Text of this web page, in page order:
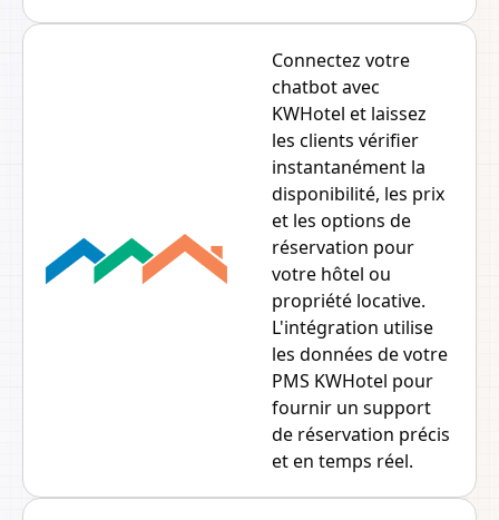
Connectez votre
chatbot avec
KWHotel et laissez
les clients vérifier
instantanément la
disponibilité, les prix
et les options de
réservation pour
votre hôtel ou
propriété locative.
L'intégration utilise
les données de votre
PMS KWHotel pour
fournir un support
de réservation précis
et en temps réel.